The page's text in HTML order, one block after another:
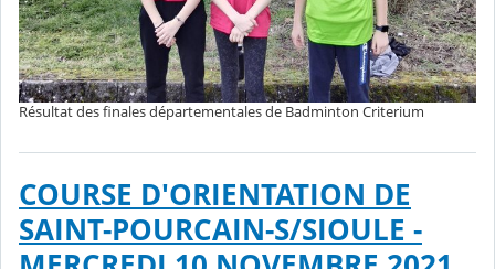
Résultat des finales départementales de Badminton Criterium
COURSE D'ORIENTATION DE
SAINT-POURCAIN-S/SIOULE -